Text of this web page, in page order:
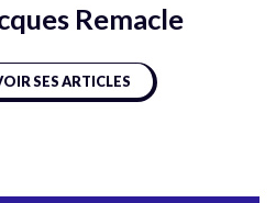
Remacle
SES ARTICLES